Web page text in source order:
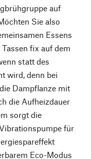
auf
Sie also
Essens
fix auf dem
statt des
wird, denn bei
Dampflanze mit
die Aufheizdauer
sorgt die
für
Eco-Modus